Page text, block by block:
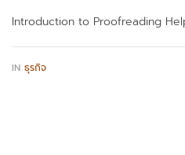
Introduction to Proofreading
IN ธุรกิจ